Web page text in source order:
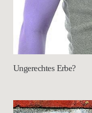
Ungerechtes Erbe?